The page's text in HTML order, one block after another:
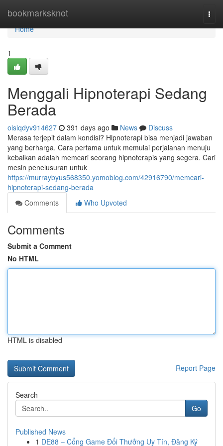
bookmarksknot
Home
Home
1
Menggali Hipnoterapi Sedang
Berada
oisiqdyv914627 391 days ago News
Discuss
Merasa terjepit dalam kondisi? Hipnoterapi bisa menjadi jawaban
yang berharga. Cara pertama untuk memulai perjalanan menuju
kebaikan adalah memcari seorang hipnoterapis yang segera. Cari
mesin penelusuran untuk
https://murraybyus568350.yomoblog.com/42916790/memcari-
hipnoterapi-sedang-berada
Comments
Who Upvoted
Comments
Submit a Comment
No HTML
HTML is disabled
Report Page
Search
Go
Published News
1 DE88 – Cổng Game Đổi Thưởng Uy Tín, Đăng Ký